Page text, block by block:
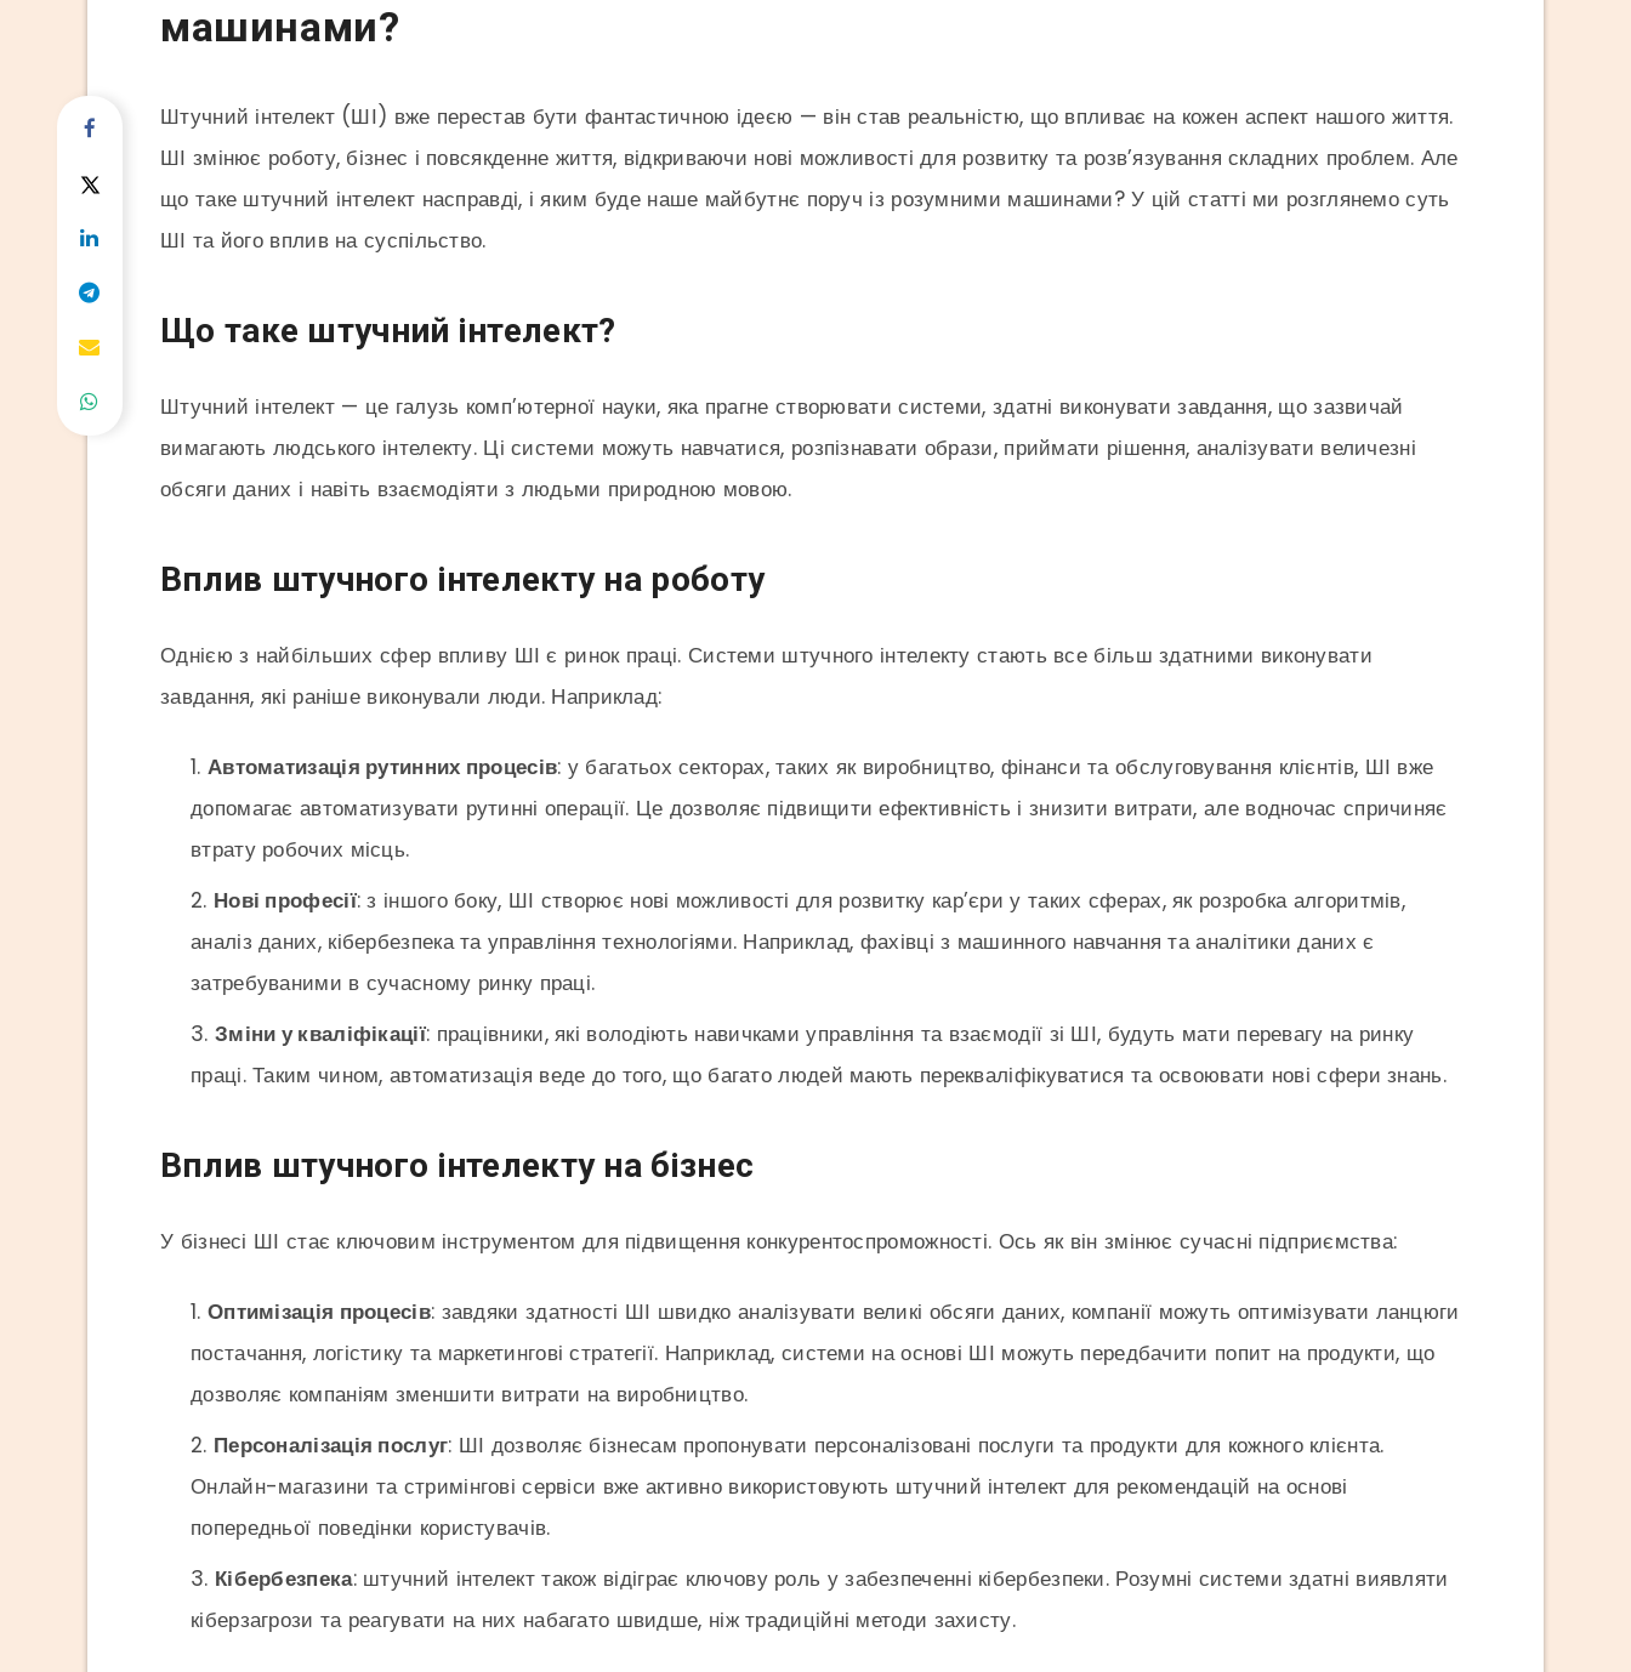
машинами?
Штучний інтелект (ШІ) вже перестав бути фантастичною ідеєю — він став реальністю, що впливає на кожен аспект нашого життя.
ШІ змінює роботу, бізнес і повсякденне життя, відкриваючи нові можливості для розвитку та розв’язування складних проблем. Але
що таке штучний інтелект насправді, і яким буде наше майбутнє поруч із розумними машинами? У цій статті ми розглянемо суть
ШІ та його вплив на суспільство.
Що таке штучний інтелект?
Штучний інтелект — це галузь комп’ютерної науки, яка прагне створювати системи, здатні виконувати завдання, що зазвичай
вимагають людського інтелекту. Ці системи можуть навчатися, розпізнавати образи, приймати рішення, аналізувати величезні
обсяги даних і навіть взаємодіяти з людьми природною мовою.
Вплив штучного інтелекту на роботу
Однією з найбільших сфер впливу ШІ є ринок праці. Системи штучного інтелекту стають все більш здатними виконувати
завдання, які раніше виконували люди. Наприклад:
Автоматизація рутинних процесів: у багатьох секторах, таких як виробництво, фінанси та обслуговування клієнтів, ШІ вже
допомагає автоматизувати рутинні операції. Це дозволяє підвищити ефективність і знизити витрати, але водночас спричиняє
втрату робочих місць.
Нові професії: з іншого боку, ШІ створює нові можливості для розвитку кар’єри у таких сферах, як розробка алгоритмів,
аналіз даних, кібербезпека та управління технологіями. Наприклад, фахівці з машинного навчання та аналітики даних є
затребуваними в сучасному ринку праці.
Зміни у кваліфікації: працівники, які володіють навичками управління та взаємодії зі ШІ, будуть мати перевагу на ринку
праці. Таким чином, автоматизація веде до того, що багато людей мають перекваліфікуватися та освоювати нові сфери знань.
Вплив штучного інтелекту на бізнес
У бізнесі ШІ стає ключовим інструментом для підвищення конкурентоспроможності. Ось як він змінює сучасні підприємства:
Оптимізація процесів: завдяки здатності ШІ швидко аналізувати великі обсяги даних, компанії можуть оптимізувати ланцюги
постачання, логістику та маркетингові стратегії. Наприклад, системи на основі ШІ можуть передбачити попит на продукти, що
дозволяє компаніям зменшити витрати на виробництво.
Персоналізація послуг: ШІ дозволяє бізнесам пропонувати персоналізовані послуги та продукти для кожного клієнта.
Онлайн-магазини та стримінгові сервіси вже активно використовують штучний інтелект для рекомендацій на основі
попередньої поведінки користувачів.
Кібербезпека: штучний інтелект також відіграє ключову роль у забезпеченні кібербезпеки. Розумні системи здатні виявляти
кіберзагрози та реагувати на них набагато швидше, ніж традиційні методи захисту.